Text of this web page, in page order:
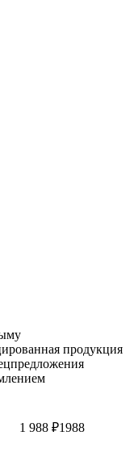
продукция
1 988 ₽1988